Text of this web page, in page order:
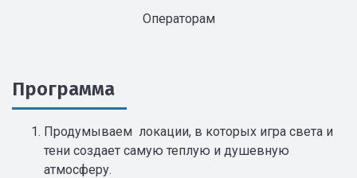
Операторам
Программа
Продумываем локации, в которых игра света и
тени создает самую теплую и душевную
атмосферу.